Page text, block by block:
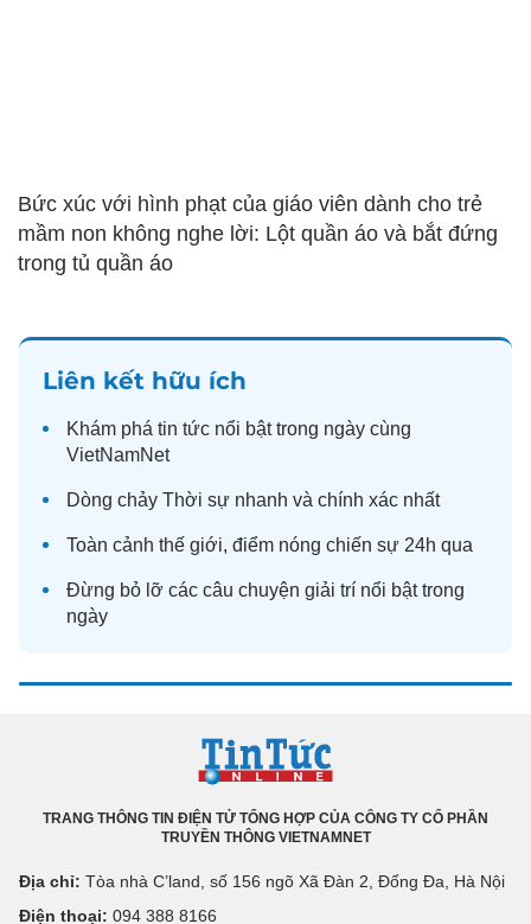
Bức xúc với hình phạt của giáo viên dành cho trẻ
mầm non không nghe lời: Lột quần áo và bắt đứng
trong tủ quần áo
Liên kết hữu ích
Khám phá tin tức nổi bật trong ngày cùng
VietNamNet
Dòng chảy Thời sự nhanh và chính xác nhất
Toàn cảnh thế giới, điểm nóng chiến sự 24h qua
Đừng bỏ lỡ các câu chuyện giải trí nổi bật trong
ngày
TRANG THÔNG TIN ĐIỆN TỬ TỔNG HỢP CỦA CÔNG TY CỔ PHẦN
TRUYỀN THÔNG VIETNAMNET
Địa chỉ: Tòa nhà C’land, số 156 ngõ Xã Đàn 2, Đống Đa, Hà Nội
Điện thoại: 094 388 8166